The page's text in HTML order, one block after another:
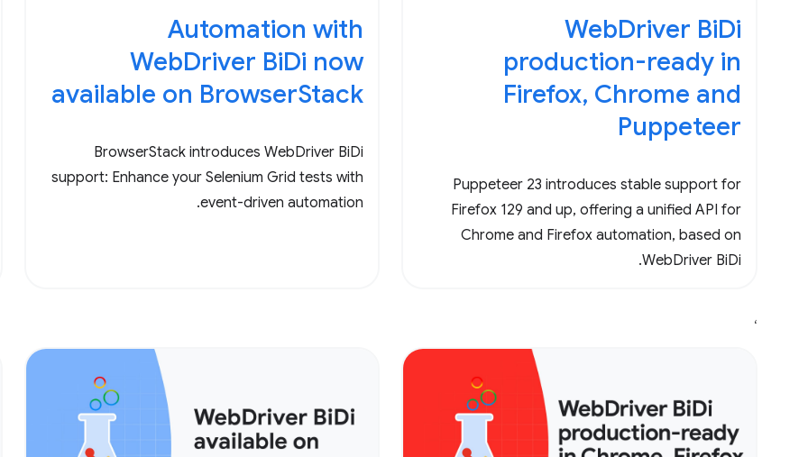
WebDriver BiDi
production-ready in
Firefox, Chrome and
Puppeteer
Puppeteer 23 introduces stable support for
Firefox 129 and up, offering a unified API for
Chrome and Firefox automation, based on
WebDriver BiDi.
Automation with
WebDriver BiDi now
available on BrowserStack
BrowserStack introduces WebDriver BiDi
support: Enhance your Selenium Grid tests with
event-driven automation.
،